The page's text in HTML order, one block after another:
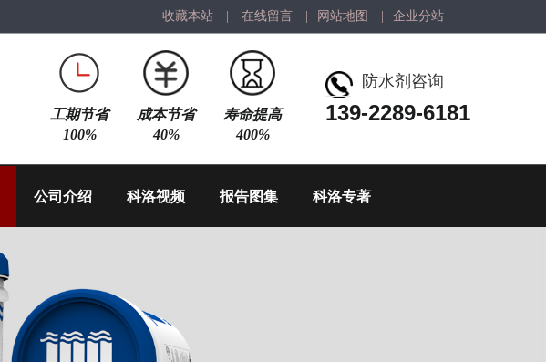
收藏本站 在线留言 网站地图 企业分站
防水剂咨询
139-2289-6181
工期节省
100%
成本节省
40%
寿命提高
400%
公司介绍 科洛视频 报告图集 科洛专著